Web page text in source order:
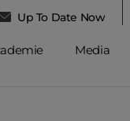
Up To Date Now
Media